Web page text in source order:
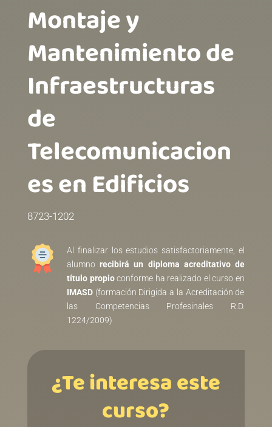
Montaje y
Mantenimiento de
Infraestructuras
de
Telecomunicacion
es en Edificios
8723-1202
Al finalizar los estudios satisfactoriamente, el
alumnorecibirá un diploma acreditativo de
título propioconforme ha realizado el curso en
IMASD(formación Dirigida a la Acreditación de
las Competencias Profesinales R.D.
1224/2009)
¿Te interesa este
curso?